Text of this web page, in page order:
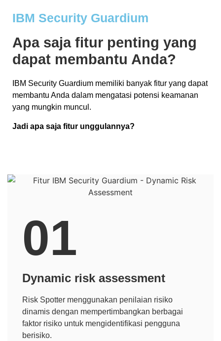
IBM Security Guardium
Apa saja fitur penting yang
dapat membantu Anda?
IBM Security Guardium memiliki banyak fitur yang dapat
membantu Anda dalam mengatasi potensi keamanan
yang mungkin muncul.
Jadi apa saja fitur unggulannya?
01
Dynamic risk assessment
Risk Spotter menggunakan penilaian risiko
dinamis dengan mempertimbangkan berbagai
faktor risiko untuk mengidentifikasi pengguna
berisiko.